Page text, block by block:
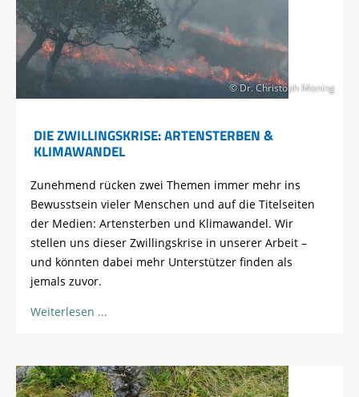
© Dr. Christoph Moning
DIE ZWILLINGSKRISE: ARTENSTERBEN &
KLIMAWANDEL
Zunehmend rücken zwei Themen immer mehr ins
Bewusstsein vieler Menschen und auf die Titelseiten
der Medien: Artensterben und Klimawandel. Wir
stellen uns dieser Zwillingskrise in unserer Arbeit –
und könnten dabei mehr Unterstützer finden als
jemals zuvor.
Weiterlesen